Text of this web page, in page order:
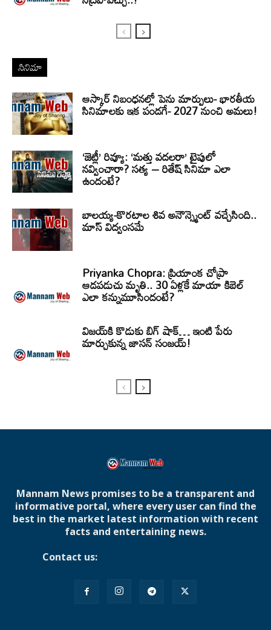
సినిమా
ఆస్కార్ నిబంధనల్లో పెను మార్పులు- భారతీయ
సినిమాలకు ఇక పండగే- 2027 నుంచి అమలు!
‘జెట్లీ’ రివ్యూ: ‘మత్తు వదలరా’ టైపులో
నవ్వించారా? సత్య – రితేష్ సినిమా ఎలా
ఉందంటే?
బాలయ్య-కొరటాల శివ అనౌన్స్మెంట్ వచ్చేసింది..
మాస్ విద్వంసమే
Priyanka Chopra: ప్రియాంక చోప్రా
ఆడపడుచు మృతి.. 30 ఏళ్లకే మాయా కిబెల్
ఎలా కన్నుమూసిందంటే?
విజయ్‌కి కొడుకు బిగ్ షాక్… ఇంటి పేరు
మార్చుకున్న జాసన్ సంజయ్!
Mannam News promises to be a transparent and
informative portal, where every user can find the
best in the market latest information with recent
facts and entertaining news.
Contact us: